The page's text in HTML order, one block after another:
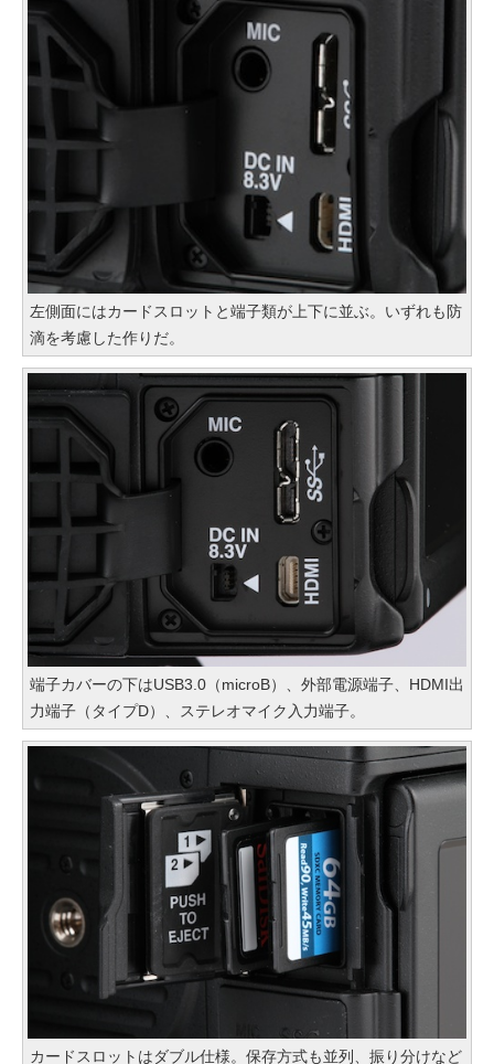
左側面にはカードスロットと端子類が上下に並ぶ。いずれも防
滴を考慮した作りだ。
端子カバーの下はUSB3.0（microB）、外部電源端子、HDMI出
力端子（タイプD）、ステレオマイク入力端子。
カードスロットはダブル仕様。保存方式も並列、振り分けなど